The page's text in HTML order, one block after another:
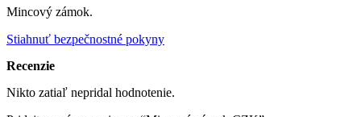
Mincový zámok.
Stiahnuť bezpečnostné pokyny
Recenzie
Nikto zatiaľ nepridal hodnotenie.